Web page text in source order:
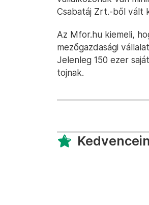
Csabatáj Zrt.-ből vált
Az Mfor.hu kiemeli,
mezőgazdasági
Jelenleg 150 ezer
tojnak.